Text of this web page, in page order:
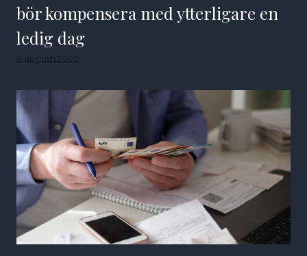
bör kompensera med ytterligare en
ledig dag
8 augusti 2026